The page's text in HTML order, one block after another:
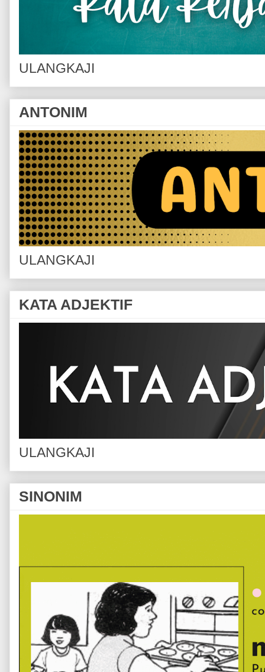
ULANGKAJI
ANTONIM
ULANGKAJI
KATA ADJEKTIF
ULANGKAJI
SINONIM